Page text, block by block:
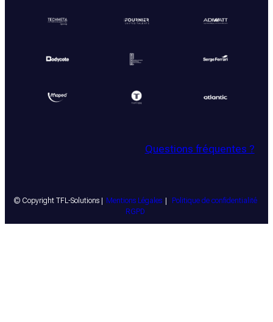
Questions fréquentes ?
© Copyright TFL-Solutions | Mentions Légales
Politique de confidentialité
RGPD